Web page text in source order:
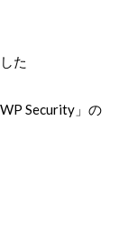
た
Security」の